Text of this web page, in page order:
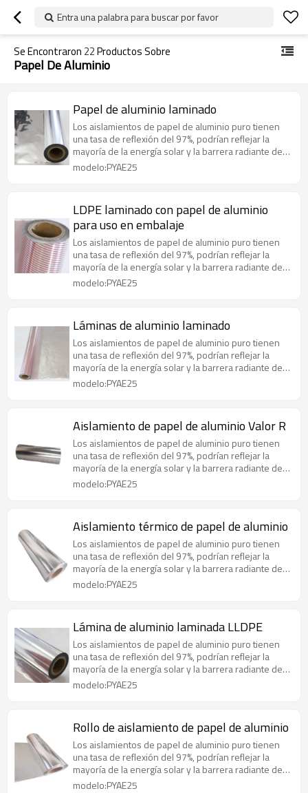
Entra una palabra para buscar por favor
Se Encontraron 22Productos Sobre
Papel De Aluminio
Papel de aluminio laminado
Los aislamientos de papel de aluminio puro tienen
una tasa de reflexión del 97%, podrían reflejar la
mayoría de la energía solar y la barrera radiante de
manera efectiva
modelo:PYAE25
LDPE laminado con papel de aluminio
para uso en embalaje
Los aislamientos de papel de aluminio puro tienen
una tasa de reflexión del 97%, podrían reflejar la
mayoría de la energía solar y la barrera radiante de
manera efectiva
modelo:PYAE25
Láminas de aluminio laminado
Los aislamientos de papel de aluminio puro tienen
una tasa de reflexión del 97%, podrían reflejar la
mayoría de la energía solar y la barrera radiante de
manera efectiva
modelo:PYAE25
Aislamiento de papel de aluminio Valor R
Los aislamientos de papel de aluminio puro tienen
una tasa de reflexión del 97%, podrían reflejar la
mayoría de la energía solar y la barrera radiante de
manera efectiva
modelo:PYAE25
Aislamiento térmico de papel de aluminio
Los aislamientos de papel de aluminio puro tienen
una tasa de reflexión del 97%, podrían reflejar la
mayoría de la energía solar y la barrera radiante de
manera efectiva
modelo:PYAE25
Lámina de aluminio laminada LLDPE
Los aislamientos de papel de aluminio puro tienen
una tasa de reflexión del 97%, podrían reflejar la
mayoría de la energía solar y la barrera radiante de
manera efectiva
modelo:PYAE25
Rollo de aislamiento de papel de aluminio
Los aislamientos de papel de aluminio puro tienen
una tasa de reflexión del 97%, podrían reflejar la
mayoría de la energía solar y la barrera radiante de
manera efectiva
modelo:PYAE25